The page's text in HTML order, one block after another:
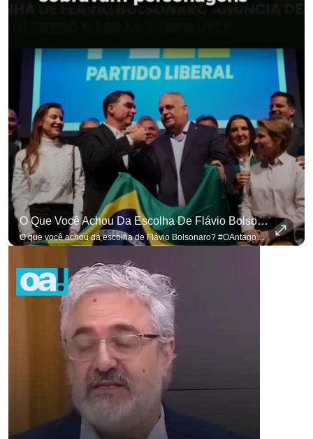
O Que Você Achou Da Escolha De Flávio Bolsonaro? #OAntagonista
O que você achou da escolha de Flávio Bolsonaro? #OAntagonista Se você busca informação com credibilidade, inscreva-se agora e ative o